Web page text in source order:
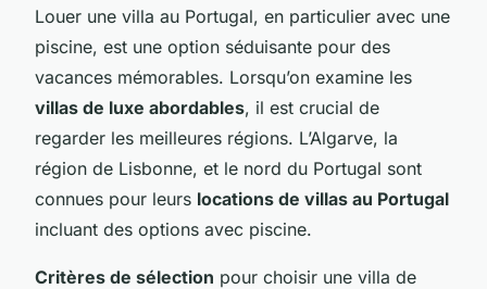
Louer une villa au Portugal, en particulier avec une
piscine, est une option séduisante pour des
vacances mémorables. Lorsqu’on examine les
villas de luxe abordables, il est crucial de
regarder les meilleures régions. L’Algarve, la
région de Lisbonne, et le nord du Portugal sont
connues pour leurs locations de villas au Portugal
incluant des options avec piscine.
Critères de sélection pour choisir une villa de